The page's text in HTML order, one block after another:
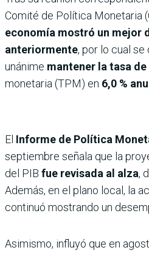
Comité de Política Monetaria
economía mostró un mejor
anteriormente, por lo cual
unánime mantener la tasa
monetaria (TPM) en 6,0 %
El Informe de Política
septiembre señala que la
del PIB fue revisada al alza,
Además, en el plano local, la
continuó mostrando un
Asimismo, influyó que en